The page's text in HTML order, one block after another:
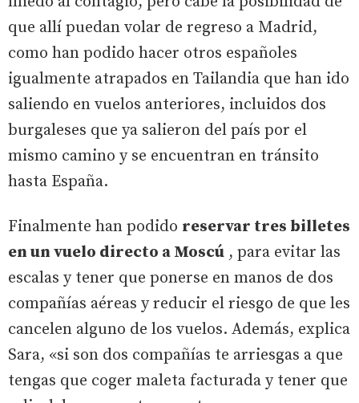
que allí puedan volar de regreso a Madrid,
como han podido hacer otros españoles
igualmente atrapados en Tailandia que han ido
saliendo en vuelos anteriores, incluidos dos
burgaleses que ya salieron del país por el
mismo camino y se encuentran en tránsito
hasta España.
Finalmente han podido reservar tres billetes
en un vuelo directo a Moscú , para evitar las
escalas y tener que ponerse en manos de dos
compañías aéreas y reducir el riesgo de que les
cancelen alguno de los vuelos. Además, explica
Sara, «si son dos compañías te arriesgas a que
tengas que coger maleta facturada y tener que